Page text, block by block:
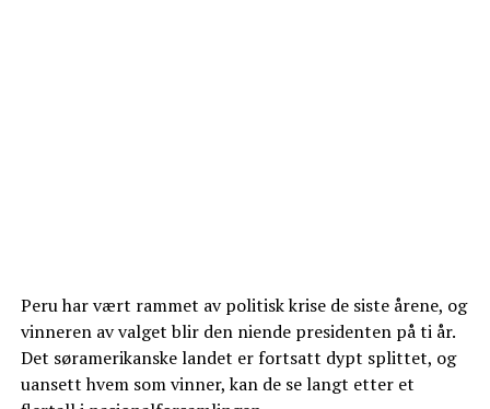
Peru har vært rammet av politisk krise de siste årene, og
vinneren av valget blir den niende presidenten på ti år.
Det søramerikanske landet er fortsatt dypt splittet, og
uansett hvem som vinner, kan de se langt etter et